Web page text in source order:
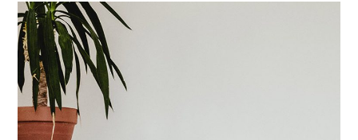
Maecenas Vitae
AGENCEMENT